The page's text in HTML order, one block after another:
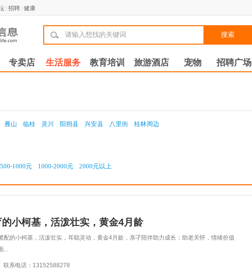
招聘 健康
搜索
专卖店 生活服务 教育培训 旅游酒店 宠物 招聘广场
雁山 临桂 灵川 阳朔县 兴安县 八里街
桂林周边
500-1000元 1000-2000元 2000元以上
的小柯基，活泼壮实，黄金4月龄
配的小柯基，活泼壮实，耳聪灵动，黄金4月龄，亲孑陪伴助力成长；助老关怀，情绪价值
...
联系电话：13152588278